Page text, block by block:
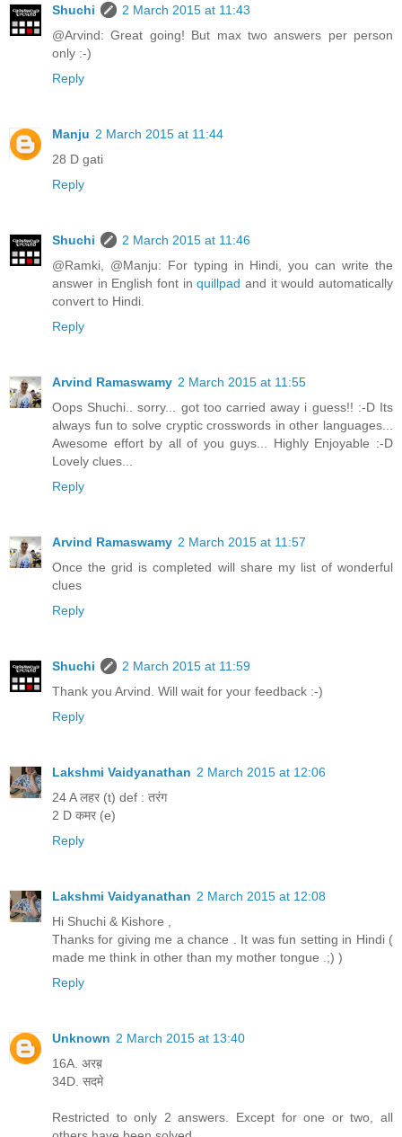
Shuchi
2 March 2015 at 11:43
@Arvind: Great going! But max two answers per person
only :-)
Reply
Manju 2 March 2015 at 11:44
28 D gati
Reply
Shuchi
2 March 2015 at 11:46
@Ramki, @Manju: For typing in Hindi, you can write the
answer in English font inquillpad and it would automatically
convert to Hindi.
Reply
Arvind Ramaswamy 2 March 2015 at 11:55
Oops Shuchi.. sorry... got too carried away i guess!! :-D Its
always fun to solve cryptic crosswords in other languages...
Awesome effort by all of you guys... Highly Enjoyable :-D
Lovely clues...
Reply
Arvind Ramaswamy 2 March 2015 at 11:57
Once the grid is completed will share my list of wonderful
clues
Reply
Shuchi
2 March 2015 at 11:59
Thank you Arvind. Will wait for your feedback :-)
Reply
Lakshmi Vaidyanathan 2 March 2015 at 12:06
24 A लहर (t) def : तरंग
2 D कमर (e)
Reply
Lakshmi Vaidyanathan 2 March 2015 at 12:08
Hi Shuchi & Kishore ,
Thanks for giving me a chance . It was fun setting in Hindi (
made me think in other than my mother tongue .;) )
Reply
Unknown 2 March 2015 at 13:40
16A. अरब़
34D. सदमे
Restricted to only 2 answers. Except for one or two, all